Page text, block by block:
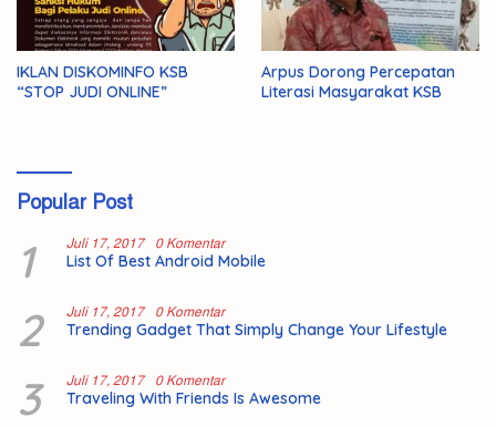
IKLAN DISKOMINFO KSB
“STOP JUDI ONLINE”
Arpus Dorong Percepatan
Literasi Masyarakat KSB
Popular Post
1 Juli 17, 2017 0 Komentar
List Of Best Android Mobile
2 Juli 17, 2017 0 Komentar
Trending Gadget That Simply Change Your Lifestyle
3 Juli 17, 2017 0 Komentar
Traveling With Friends Is Awesome